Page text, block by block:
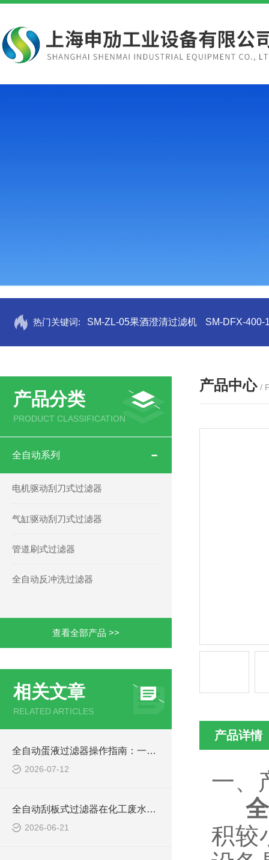
热门关键词: SM-ZL-05果酒澄清过滤机 SM-DFX-400-
产品分类
PRODUCT CLASSIFICATION
全自动系列
电机驱动刮刀式过滤器
气缸驱动刮刀式过滤器
管道刷式过滤器
全自动反冲洗过滤器
查看全部产品 >>
相关文章
RELATED ARTICLES
全自动蛋液过滤器操作指南：一键清洗，降低人工成本
2026-07-12
全自动刮板式过滤器在化工废水中的应用案例
2026-06-21
产品中心 /
产品详情
一、
积较